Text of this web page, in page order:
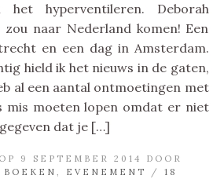
het hyperventileren. Deborah
zou naar Nederland komen! Een
en een dag in Amsterdam.
hield ik het nieuws in de gaten,
al een aantal ontmoetingen met
mis moeten lopen omdat er niet
dat je […]
9 SEPTEMBER 2014 DOOR
BOEKEN , EVENEMENT / 18